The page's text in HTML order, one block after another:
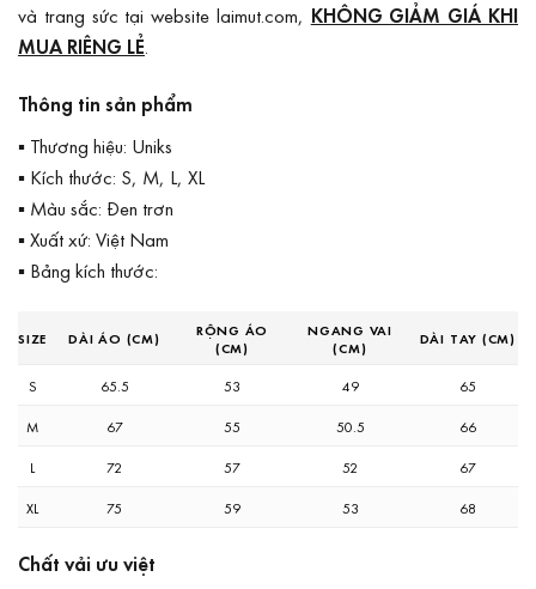
và trang sức tại website laimut.com, KHÔNG GIẢM GIÁ KHI
MUA RIÊNG LẺ.
Thông tin sản phẩm
▪ Thương hiệu: Uniks
▪ Kích thước: S, M, L, XL
▪ Màu sắc: Đen trơn
▪ Xuất xứ: Việt Nam
▪ Bảng kích thước:
SIZE DÀI ÁO (CM)
RỘNG ÁO
(CM)
NGANG VAI
(CM)
DÀI TAY (CM)
S 65.5 53 49
65
M
67 55 50.5
66
L
72 57 52
67
XL
75 59 53 68
Chất vải ưu việt